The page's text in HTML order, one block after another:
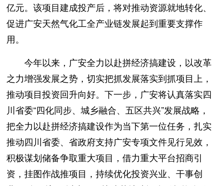
亿元。该项目建成投产后，将对推动资源就地转化、
促进广安天然气化工全产业链发展起到重要支撑作
用。
今年以来，广安全力以赴拼经济搞建设，以改革
之力增强发展之势，切实把抓发展落实到抓项目上，
推动项目投资回升向好。下一步，广安将认真落实四
川省委“四化同步、城乡融合、五区共兴”发展战略，
把全力以赴拼经济搞建设作为当下第一位任务，扎实
推动四川省委、省政府支持广安专项文件见行见效，
积极谋划储备争取重大项目，借力重大平台招商引
资，挂图作战推项目，持续优化投资兴业、干事创